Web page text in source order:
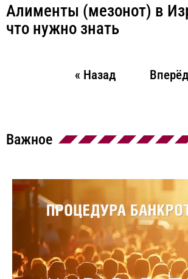
Алименты (мезонот) в
что нужно знать
« Назад
Важное